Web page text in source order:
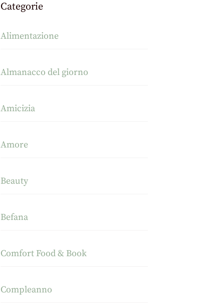
Categorie
Alimentazione
Almanacco del giorno
Amicizia
Amore
Beauty
Befana
Comfort Food & Book
Compleanno